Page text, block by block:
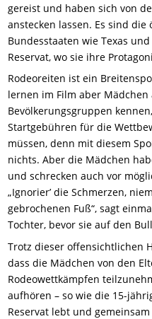
gereist und haben sich von
anstecken lassen. Es sind
Bundesstaaten wie Texas
Reservat, wo sie ihre
Rodeoreiten ist ein
lernen im Film aber
Bevölkerungsgruppen
Startgebühren für die
müssen, denn mit diesem
nichts. Aber die Mädchen
und schrecken auch vor
„Ignorier’ die Schmerzen,
gebrochenen Fuß“, sagt
Tochter, bevor sie auf den
Trotz dieser offensichtlichen
dass die Mädchen von den
Rodeowettkämpfen
aufhören – so wie die 15-
Reservat lebt und